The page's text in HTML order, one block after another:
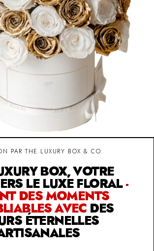
PAR THE LUXURY BOX & CO
BOX, VOTRE
LE LUXE FLORAL-
DES MOMENTS
AVEC DES
ÉTERNELLES